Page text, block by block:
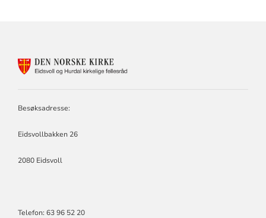
Besøksadresse:
Eidsvollbakken 26
2080 Eidsvoll
Telefon: 63 96 52 20